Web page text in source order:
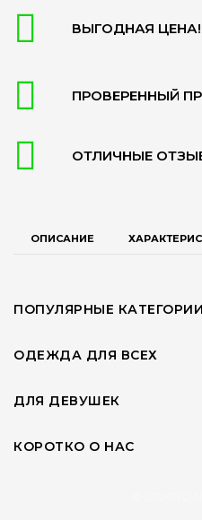
ВЫГОДНАЯ ЦЕНА!
ПРОВЕРЕННЫЙ
ОТЛИЧНЫЕ
ОПИСАНИЕ
ПОПУЛЯРНЫЕ КАТЕГОРИИ
ОДЕЖДА ДЛЯ ВСЕХ
ДЛЯ ДЕВУШЕК
КОРОТКО О НАС